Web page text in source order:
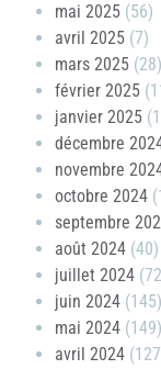
mai 2025 (56)
avril 2025 (7)
mars 2025 (28)
février 2025
janvier 2025
décembre
novembre
octobre 2024
septembre
août 2024 (40)
juillet 2024
juin 2024 (145)
mai 2024 (149)
avril 2024